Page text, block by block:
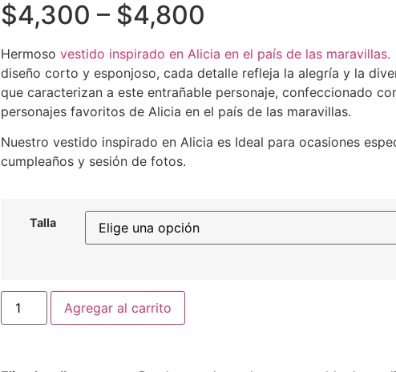
$4,300 – $4,800
Hermoso vestido inspirado en Alicia en el país de las maravillas.
diseño corto y esponjoso, cada detalle refleja la alegría y la
que caracterizan a este entrañable personaje, confeccionado
personajes favoritos de Alicia en el país de las maravillas.
Nuestro vestido inspirado en Alicia es Ideal para ocasiones
cumpleaños y sesión de fotos.
Talla
Agregar al carrito